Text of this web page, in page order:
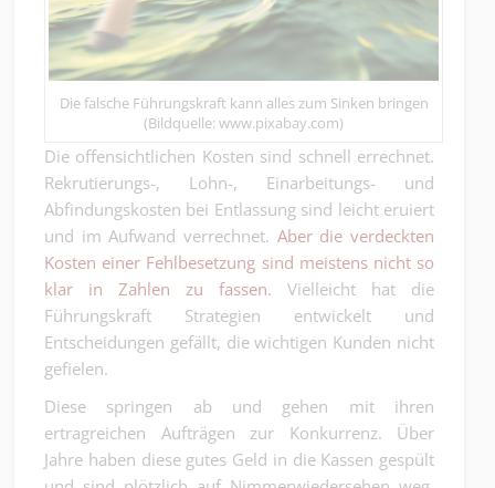
Die falsche Führungskraft kann alles zum Sinken bringen
(Bildquelle: www.pixabay.com)
Die offensichtlichen Kosten sind schnell errechnet.
Rekrutierungs-, Lohn-, Einarbeitungs- und
Abfindungskosten bei Entlassung sind leicht eruiert
und im Aufwand verrechnet. Aber die verdeckten
Kosten einer Fehlbesetzung sind meistens nicht so
klar in Zahlen zu fassen. Vielleicht hat die
Führungskraft Strategien entwickelt und
Entscheidungen gefällt, die wichtigen Kunden nicht
gefielen.
Diese springen ab und gehen mit ihren
ertragreichen Aufträgen zur Konkurrenz. Über
Jahre haben diese gutes Geld in die Kassen gespült